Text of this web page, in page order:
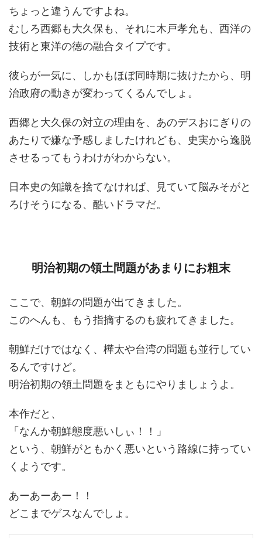
ちょっと違うんですよね。
むしろ西郷も大久保も、それに木戸孝允も、西洋の
技術と東洋の徳の融合タイプです。
彼らが一気に、しかもほぼ同時期に抜けたから、明
治政府の動きが変わってくるんでしょ。
西郷と大久保の対立の理由を、あのデスおにぎりの
あたりで嫌な予感しましたけれども、史実から逸脱
させるってもうわけがわからない。
日本史の知識を捨てなければ、見ていて脳みそがと
ろけそうになる、酷いドラマだ。
明治初期の領土問題があまりにお粗末
ここで、朝鮮の問題が出てきました。
このへんも、もう指摘するのも疲れてきました。
朝鮮だけではなく、樺太や台湾の問題も並行してい
るんですけど。
明治初期の領土問題をまともにやりましょうよ。
本作だと、
「なんか朝鮮態度悪いしぃ！！」
という、朝鮮がともかく悪いという路線に持ってい
くようです。
あーあーあー！！
どこまでゲスなんでしょ。